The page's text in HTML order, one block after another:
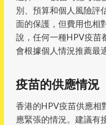
別、預算和個人風險評
面的保護，但費用也相
說，任何一種HPV疫苗
會根據個人情況推薦最
疫苗的供應情況
香港的HPV疫苗供應相
應緊張的情況。建議有